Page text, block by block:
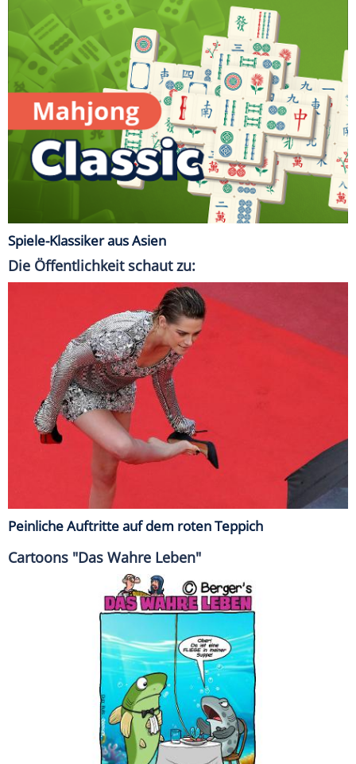
Spiele-Klassiker aus Asien
Die Öffentlichkeit schaut zu:
Peinliche Auftritte auf dem roten Teppich
Cartoons "Das Wahre Leben"